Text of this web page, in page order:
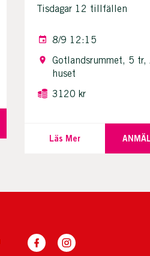
Tisdagar 12 tillfällen
8/9 12:15
Gotlandsrummet, 5 tr,
huset
3120 kr
Läs Mer